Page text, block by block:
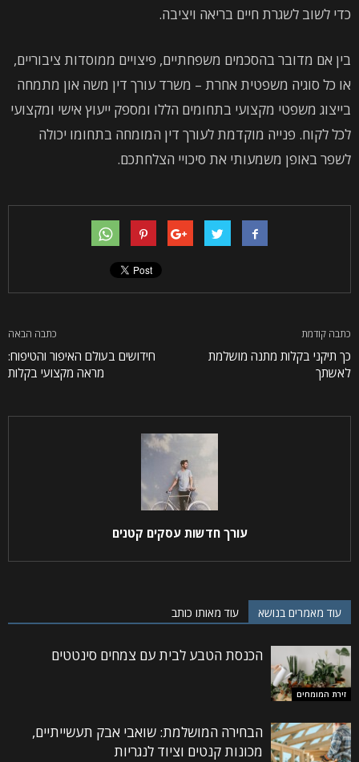
כדי לשוב לשגרת חיים בריאה ויציבה.
בין אם מדובר בהסכמים משפחתיים, פיצויים ממוסדות ציבוריים,
או כל סוגיה משפטית אחרת – משרד עורך דין משה און מתמחה
בייצוג משפטי מקצועי בתחומים הללו ומספק ייעוץ אישי ומקצועי
לכל לקוח. פנייה מוקדמת לעורך דין המומחה בתחומו יכולה
לשפר באופן משמעותי את סיכויי הצלחתכם.
כתבה קודמת
כך תיקני בקלות מתנה מושלמת
לאשתך
כתבה הבאה
חידושים בעולם האיפור והטיפוח:
מראה מקצועי בקלות
עורך חדשות עסקים קטנים
עוד מאמרים בנושא עוד מאותו כותב
זירת המומחים
הכנסת הטבע לבית עם צמחים סינטטים
הבחירה המושלמת: שואבי אבק תעשייתיים,
מכונות קנטים וציוד לנגריות